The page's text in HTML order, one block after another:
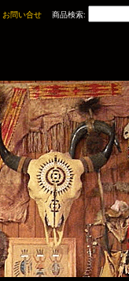
お問い合せ 商品検索: